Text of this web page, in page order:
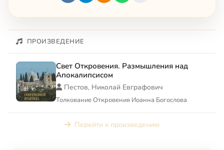
ПРОИЗВЕДЕНИЕ
Свет Откровения. Размышления над
Апокалипсисом
Пестов, Николай Евграфович
Толкование Откровения Иоанна Богослова
Перейти к произведению